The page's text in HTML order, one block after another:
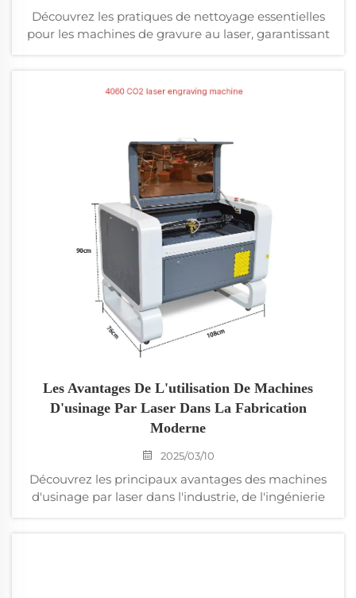
Découvrez les pratiques de nettoyage essentielles
pour les machines de gravure au laser, garantissant
pour l'enlèvement de la poussière, le nettoyage de
Les Avantages De L'utilisation De Machines
D'usinage Par Laser Dans La Fabrication
Moderne
2025/03/10
Découvrez les principaux avantages des machines
d'usinage par laser dans l'industrie, de l'ingénierie